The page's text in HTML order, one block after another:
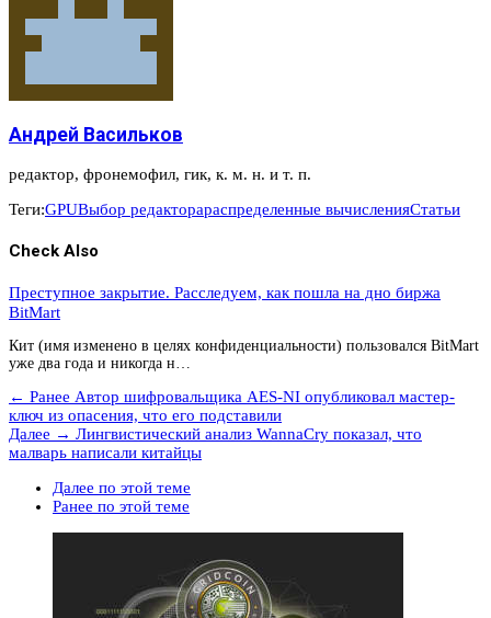
Андрей Васильков
редактор, фронемофил, гик, к. м. н. и т. п.
Теги:GPUВыбор редакторараспределенные вычисленияСтатьи
Check Also
Преступное закрытие. Расследуем, как пошла на дно биржа
BitMart
Кит (имя изменено в целях конфиденциальности) пользовался BitMart
уже два года и никогда н…
← Ранее Автор шифровальщика AES-NI опубликовал мастер-
ключ из опасения, что его подставили
Далее → Лингвистический анализ WannaCry показал, что
малварь написали китайцы
Далее по этой теме
Ранее по этой теме